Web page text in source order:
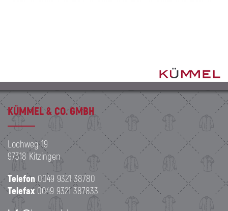
KÜMMEL & CO. GMBH
Lochweg 19
97318 Kitzingen
Telefon 0049 9321 38780
Telefax 0049 9321 387833